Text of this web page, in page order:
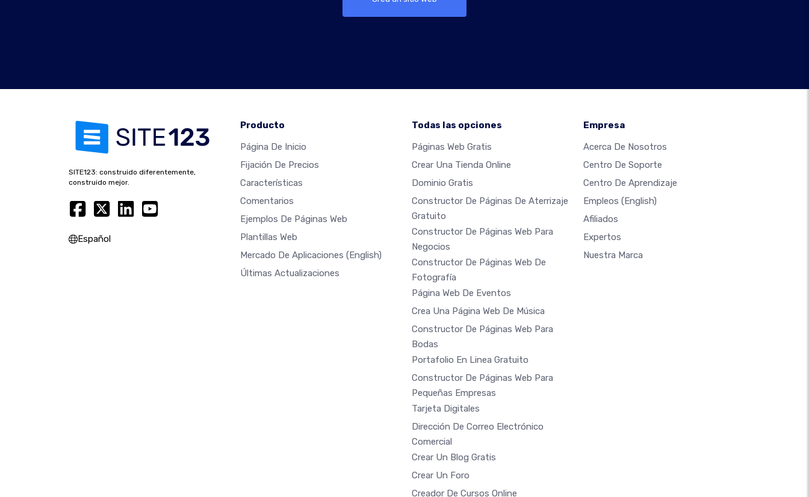
SITE123: construido diferentemente,
construido mejor.
Español
Producto
Página De Inicio
Fijación De Precios
Características
Comentarios
Ejemplos De Páginas Web
Plantillas Web
Mercado De Aplicaciones (English)
Últimas Actualizaciones
Todas las opciones
Páginas Web Gratis
Crear Una Tienda Online
Dominio Gratis
Constructor De Páginas De Aterrizaje
Gratuito
Constructor De Páginas Web Para
Negocios
Constructor De Páginas Web De
Fotografía
Página Web De Eventos
Crea Una Página Web De Música
Constructor De Páginas Web Para
Bodas
Portafolio En Linea Gratuito
Constructor De Páginas Web Para
Pequeñas Empresas
Tarjeta Digitales
Dirección De Correo Electrónico
Comercial
Crear Un Blog Gratis
Crear Un Foro
Creador De Cursos Online
Empresa
Acerca De Nosotros
Centro De Soporte
Centro De Aprendizaje
Empleos (English)
Afiliados
Expertos
Nuestra Marca